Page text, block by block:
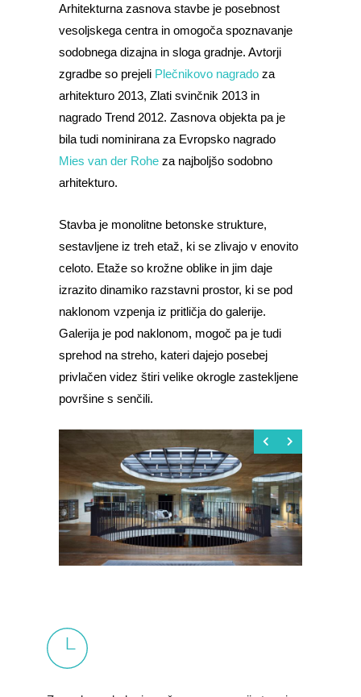
Arhitekturna zasnova stavbe je posebnost
vesoljskega centra in omogoča spoznavanje
sodobnega dizajna in sloga gradnje. Avtorji
zgradbe so prejeli Plečnikovo nagrado za
arhitekturo 2013, Zlati svinčnik 2013 in
nagrado Trend 2012. Zasnova objekta pa je
bila tudi nominirana za Evropsko nagrado
Mies van der Rohe za najboljšo sodobno
arhitekturo.
Stavba je monolitne betonske strukture,
sestavljene iz treh etaž, ki se zlivajo v enovito
celoto. Etaže so krožne oblike in jim daje
izrazito dinamiko razstavni prostor, ki se pod
naklonom vzpenja iz pritličja do galerije.
Galerija je pod naklonom, mogoč pa je tudi
sprehod na streho, kateri dajejo posebej
privlačen videz štiri velike okrogle zastekljene
površine s senčili.